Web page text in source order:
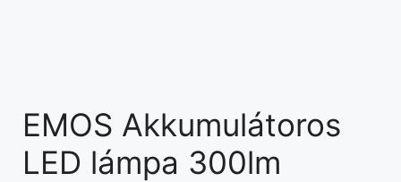
EMOS Akkumulátoros
LED lámpa 300lm